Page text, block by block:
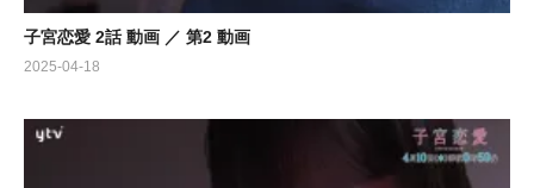
子宮恋愛 2話 動画 ／ 第2 動画
2025-04-18